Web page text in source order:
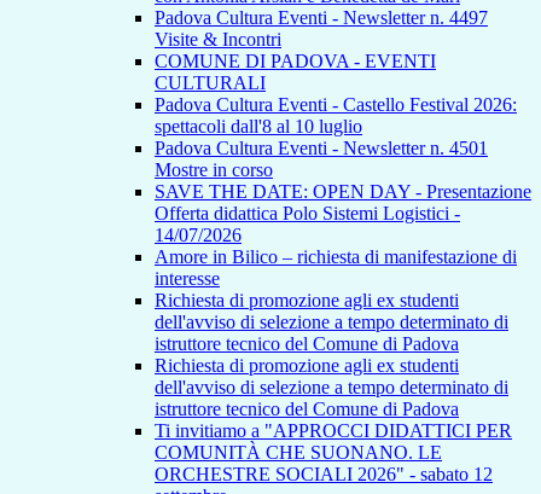
Padova Cultura Eventi - Newsletter n. 4497
Visite & Incontri
COMUNE DI PADOVA - EVENTI
CULTURALI
Padova Cultura Eventi - Castello Festival 2026:
spettacoli dall'8 al 10 luglio
Padova Cultura Eventi - Newsletter n. 4501
Mostre in corso
SAVE THE DATE: OPEN DAY - Presentazione
Offerta didattica Polo Sistemi Logistici -
14/07/2026
Amore in Bilico – richiesta di manifestazione di
interesse
Richiesta di promozione agli ex studenti
dell'avviso di selezione a tempo determinato di
istruttore tecnico del Comune di Padova
Richiesta di promozione agli ex studenti
dell'avviso di selezione a tempo determinato di
istruttore tecnico del Comune di Padova
Ti invitiamo a "APPROCCI DIDATTICI PER
COMUNITÀ CHE SUONANO. LE
ORCHESTRE SOCIALI 2026" - sabato 12